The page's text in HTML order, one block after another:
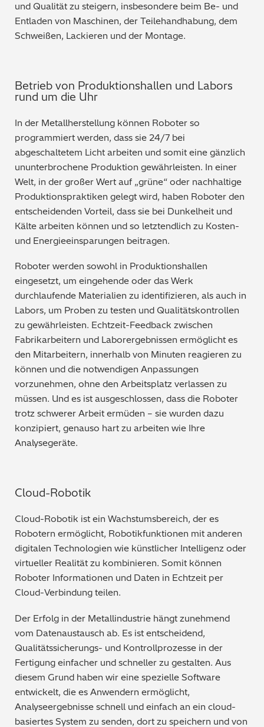
und Qualität zu steigern, insbesondere beim Be- und
Entladen von Maschinen, der Teilehandhabung, dem
Schweißen, Lackieren und der Montage.
Betrieb von Produktionshallen und Labors
rund um die Uhr
In der Metallherstellung können Roboter so
programmiert werden, dass sie 24/7 bei
abgeschaltetem Licht arbeiten und somit eine gänzlich
ununterbrochene Produktion gewährleisten. In einer
Welt, in der großer Wert auf „grüne“ oder nachhaltige
Produktionspraktiken gelegt wird, haben Roboter den
entscheidenden Vorteil, dass sie bei Dunkelheit und
Kälte arbeiten können und so letztendlich zu Kosten-
und Energieeinsparungen beitragen.
Roboter werden sowohl in Produktionshallen
eingesetzt, um eingehende oder das Werk
durchlaufende Materialien zu identifizieren, als auch in
Labors, um Proben zu testen und Qualitätskontrollen
zu gewährleisten. Echtzeit-Feedback zwischen
Fabrikarbeitern und Laborergebnissen ermöglicht es
den Mitarbeitern, innerhalb von Minuten reagieren zu
können und die notwendigen Anpassungen
vorzunehmen, ohne den Arbeitsplatz verlassen zu
müssen. Und es ist ausgeschlossen, dass die Roboter
trotz schwerer Arbeit ermüden – sie wurden dazu
konzipiert, genauso hart zu arbeiten wie Ihre
Analysegeräte.
Cloud-Robotik
Cloud-Robotik ist ein Wachstumsbereich, der es
Robotern ermöglicht, Robotikfunktionen mit anderen
digitalen Technologien wie künstlicher Intelligenz oder
virtueller Realität zu kombinieren. Somit können
Roboter Informationen und Daten in Echtzeit per
Cloud-Verbindung teilen.
Der Erfolg in der Metallindustrie hängt zunehmend
vom Datenaustausch ab. Es ist entscheidend,
Qualitätssicherungs- und Kontrollprozesse in der
Fertigung einfacher und schneller zu gestalten. Aus
diesem Grund haben wir eine spezielle Software
entwickelt, die es Anwendern ermöglicht,
Analyseergebnisse schnell und einfach an ein cloud-
basiertes System zu senden, dort zu speichern und von